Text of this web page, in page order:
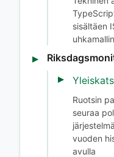
sisältäen
Ruotsin
seuraa
vuoden
avulla